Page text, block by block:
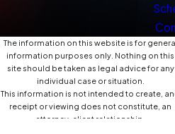
The information on this website is for
information purposes only. Nothing on this
site should be taken as legal advice for any
individual case or situation.
This information is not intended to create,
receipt or viewing does not constitute, an
attorney-client relationship.